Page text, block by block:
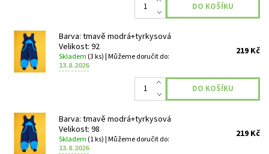
Barva: tmavě modrá+tyrkysová
Velikost: 92
Skladem (3 ks)| Můžeme doručit do:
13.8.2026
219 Kč
Barva: tmavě modrá+tyrkysová
Velikost: 98
Skladem (1 ks)| Můžeme doručit do:
13.8.2026
219 Kč